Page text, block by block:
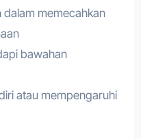
dalam memecahkan
bawahan
atau mempengaruhi